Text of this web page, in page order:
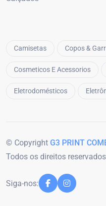
Camisetas Copos &
Cosmeticos E Acessorios
Eletrodomésticos
© Copyright G3 PRINT
Todos os direitos
Siga-nos: